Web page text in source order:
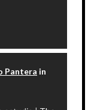
Pantera in